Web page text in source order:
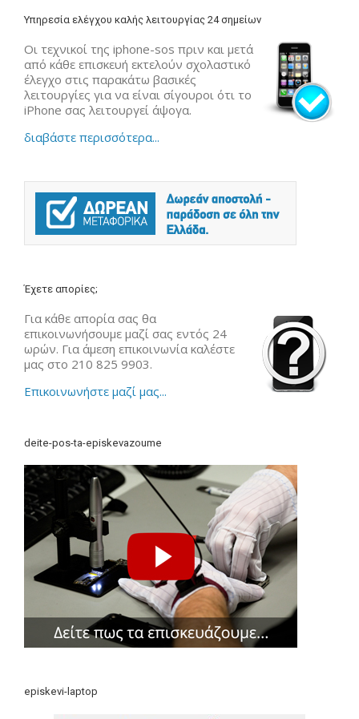
Υπηρεσία ελέγχου καλής λειτουργίας 24 σημείων
Οι τεχνικοί της iphone-sos πριν και μετά
από κάθε επισκευή εκτελούν σχολαστικό
έλεγχο στις παρακάτω βασικές
λειτουργίες για να είναι σίγουροι ότι το
iPhone σας λειτουργεί άψογα.
διαβάστε περισσότερα...
Έχετε απορίες;
Για κάθε απορία σας θα
επικοινωνήσουμε μαζί σας εντός 24
ωρών. Για άμεση επικοινωνία καλέστε
μας στο 210 825 9903.
Επικοινωνήστε μαζί μας...
deite-pos-ta-episkevazoume
episkevi-laptop